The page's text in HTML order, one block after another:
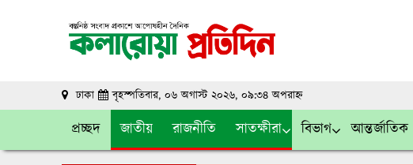
ঢাকা বৃহস্পতিবার, ০৬ অগাস্ট ২০২৬, ০৯:৩৪ অপরাহ্ন
প্রচ্ছদ জাতীয় রাজনীতি সাতক্ষীরা বিভাগ আন্তর্জাতিক